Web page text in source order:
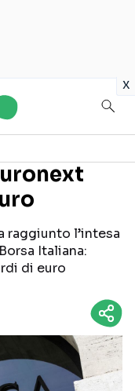
x
raggiunto l’intesa
Italiana:
di euro